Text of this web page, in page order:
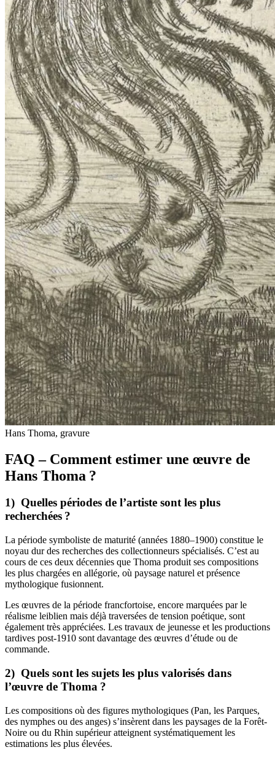
Hans Thoma, gravure
FAQ – Comment estimer une œuvre de
Hans Thoma ?
1) Quelles périodes de l’artiste sont les plus
recherchées ?
La période symboliste de maturité (années 1880–1900) constitue le
noyau dur des recherches des collectionneurs spécialisés. C’est au
cours de ces deux décennies que Thoma produit ses compositions
les plus chargées en allégorie, où paysage naturel et présence
mythologique fusionnent.
Les œuvres de la période francfortoise, encore marquées par le
réalisme leiblien mais déjà traversées de tension poétique, sont
également très appréciées. Les travaux de jeunesse et les productions
tardives post-1910 sont davantage des œuvres d’étude ou de
commande.
2) Quels sont les sujets les plus valorisés dans
l’œuvre de Thoma ?
Les compositions où des figures mythologiques (Pan, les Parques,
des nymphes ou des anges) s’insèrent dans les paysages de la Forêt-
Noire ou du Rhin supérieur atteignent systématiquement les
estimations les plus élevées.